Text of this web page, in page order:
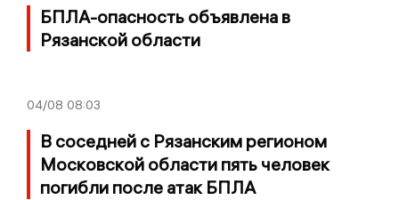
БПЛА-опасность объявлена в
Рязанской области
04/08 08:03
В соседней с Рязанским регионом
Московской области пять человек
погибли после атак БПЛА